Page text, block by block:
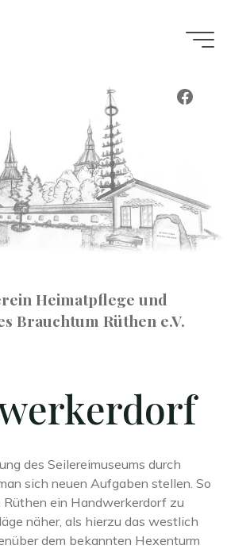
Heimatpflege und
Brauchtum Rüthen e.V.
des Seilereimuseums durch
sich neuen Aufgaben stellen. So
Rüthen ein Handwerkerdorf zu
näher, als hierzu das westlich
dem bekannten Hexenturm